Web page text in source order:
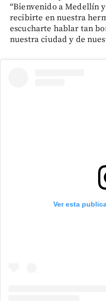
“Bienvenido a Medellín
recibirte en nuestra
escucharte hablar tan
nuestra ciudad y de
Ver esta